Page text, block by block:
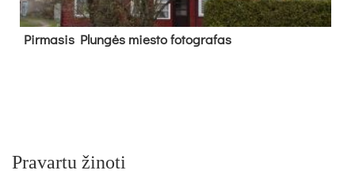
Pir­ma­sis Plun­gės mies­to fo­tog­ra­fas
Pravartu žinoti